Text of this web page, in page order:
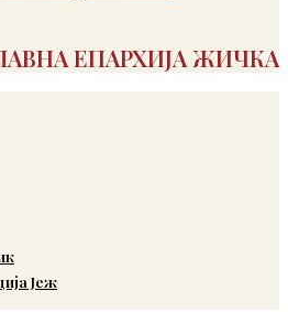
ЕПАРХИЈА ЖИЧКА
Јеж